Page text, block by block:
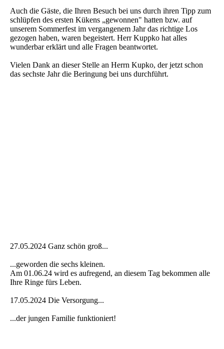
Auch die Gäste, die Ihren Besuch bei uns durch ihren Tipp zum
schlüpfen des ersten Kükens „gewonnen" hatten bzw. auf
unserem Sommerfest im vergangenem Jahr das richtige Los
gezogen haben, waren begeistert. Herr Kuppko hat alles
wunderbar erklärt und alle Fragen beantwortet.
Vielen Dank an dieser Stelle an Herrn Kupko, der jetzt schon
das sechste Jahr die Beringung bei uns durchführt.
27.05.2024 Ganz schön groß...
...geworden die sechs kleinen.
Am 01.06.24 wird es aufregend, an diesem Tag bekommen alle
Ihre Ringe fürs Leben.
17.05.2024 Die Versorgung...
...der jungen Familie funktioniert!